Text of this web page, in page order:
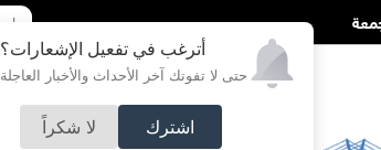
أترغب في تفعيل الإشعارات؟
حتى لا تفوتك آخر الأحداث والأخبار العاجلة
اشترك لا شكراً